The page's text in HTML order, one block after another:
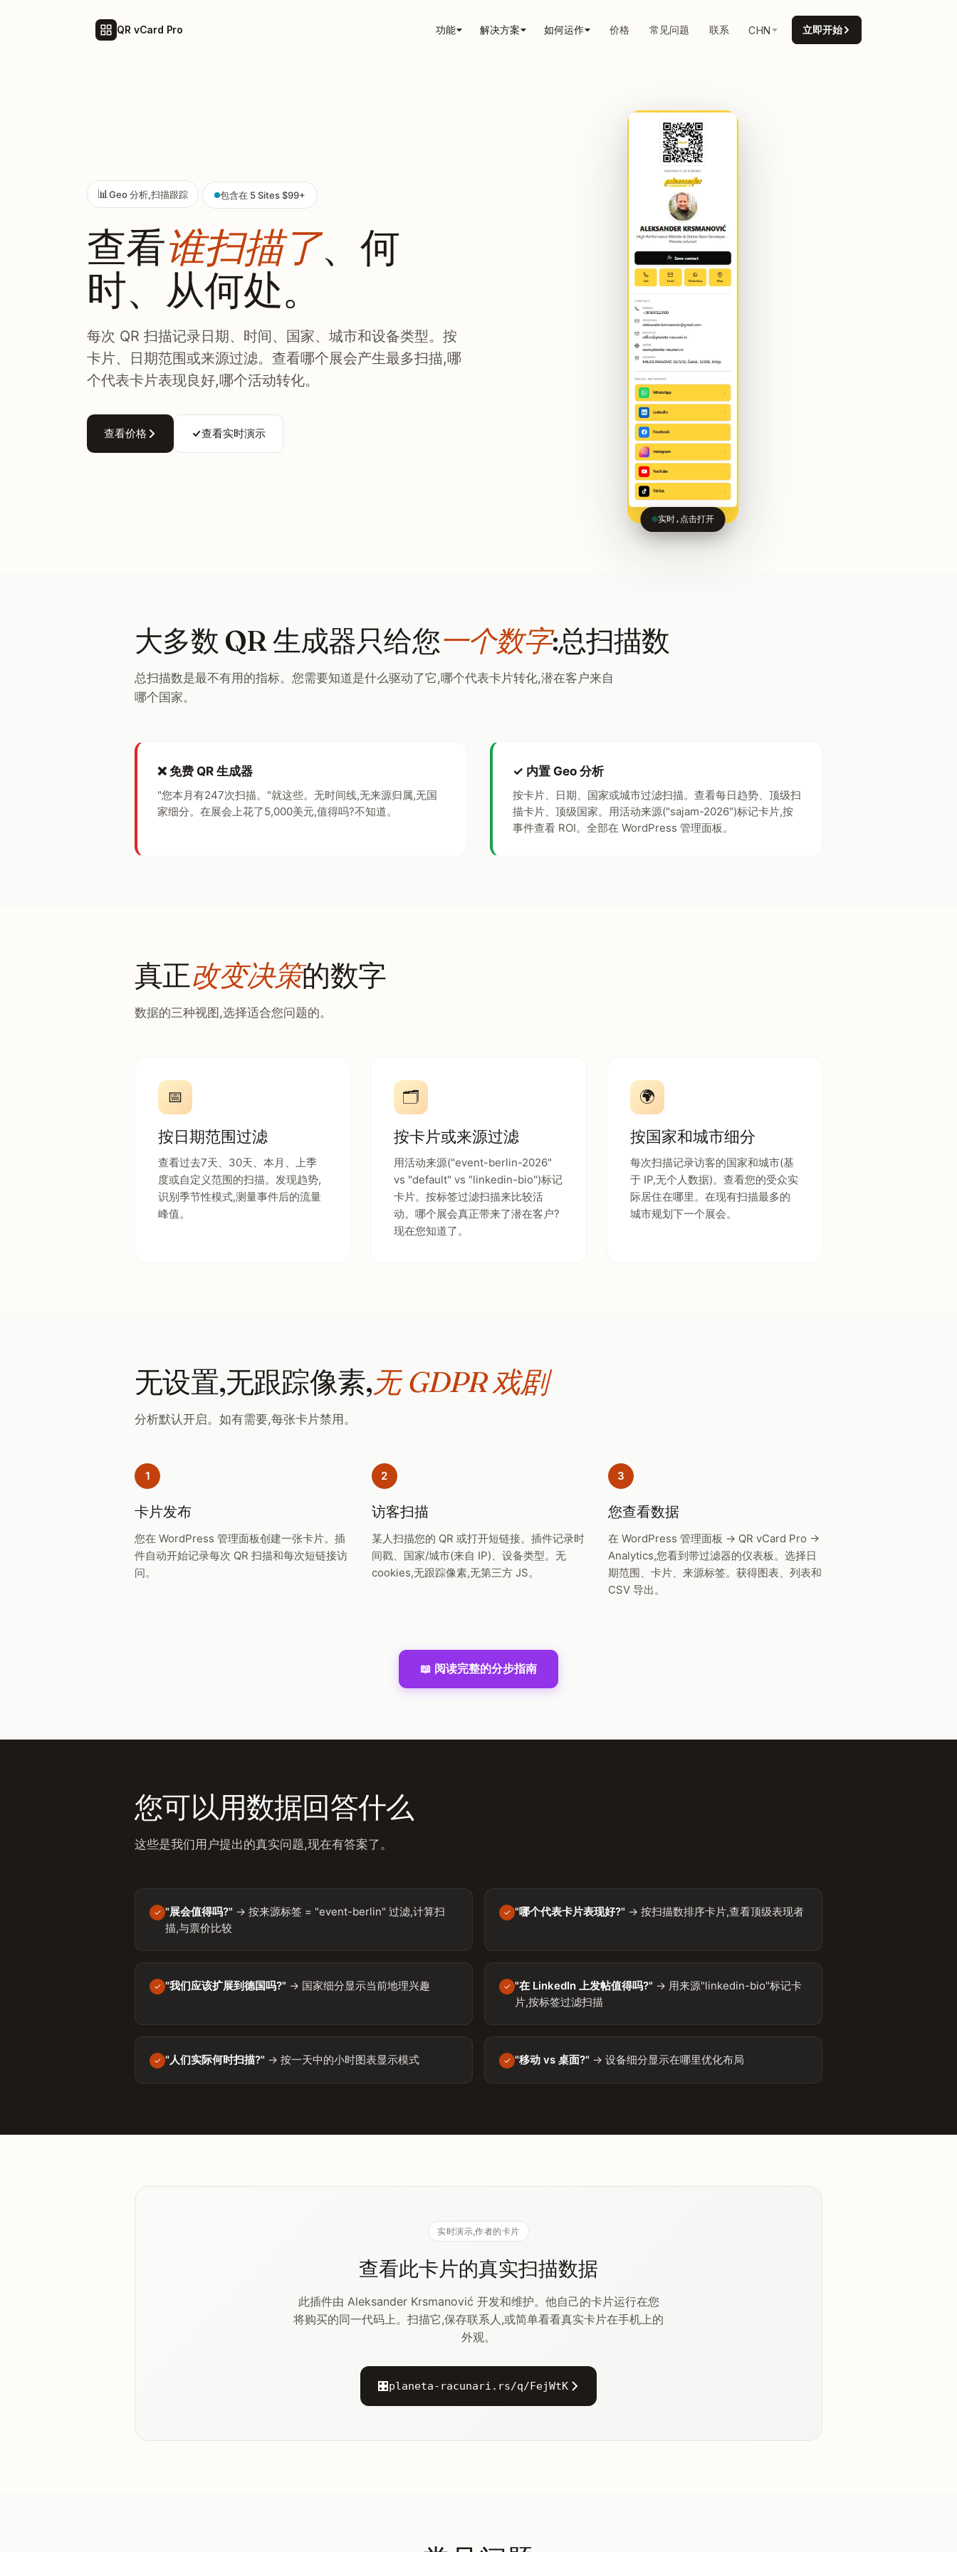
QR vCard Pro 功能 解决方案 如何运作 价格 常见问题 联系 CHN 立即开始
📊Geo 分析,扫描跟踪 包含在 5 Sites $99+
查看谁扫描了、何
时、从何处。
每次 QR 扫描记录日期、时间、国家、城市和设备类型。按
卡片、日期范围或来源过滤。查看哪个展会产生最多扫描,哪
个代表卡片表现良好,哪个活动转化。
查看价格 查看实时演示
实时,点击打开
大多数 QR 生成器只给您一个数字:总扫描数
总扫描数是最不有用的指标。您需要知道是什么驱动了它,哪个代表卡片转化,潜在客户来自
哪个国家。
❌ 免费 QR 生成器
"您本月有247次扫描。"就这些。无时间线,无来源归属,无国
家细分。在展会上花了5,000美元,值得吗?不知道。
✓ 内置 Geo 分析
按卡片、日期、国家或城市过滤扫描。查看每日趋势、顶级扫
描卡片、顶级国家。用活动来源("sajam-2026")标记卡片,按
事件查看 ROI。全部在 WordPress 管理面板。
真正改变决策的数字
数据的三种视图,选择适合您问题的。
📅
按日期范围过滤
查看过去7天、30天、本月、上季
度或自定义范围的扫描。发现趋势,
识别季节性模式,测量事件后的流量
峰值。
🗂️
按卡片或来源过滤
用活动来源("event-berlin-2026"
vs "default" vs "linkedin-bio")标记
卡片。按标签过滤扫描来比较活
动。哪个展会真正带来了潜在客户?
现在您知道了。
🌍
按国家和城市细分
每次扫描记录访客的国家和城市(基
于 IP,无个人数据)。查看您的受众实
际居住在哪里。在现有扫描最多的
城市规划下一个展会。
无设置,无跟踪像素,无 GDPR 戏剧
分析默认开启。如有需要,每张卡片禁用。
1
卡片发布
您在 WordPress 管理面板创建一张卡片。插
件自动开始记录每次 QR 扫描和每次短链接访
问。
2
访客扫描
某人扫描您的 QR 或打开短链接。插件记录时
间戳、国家/城市(来自 IP)、设备类型。无
cookies,无跟踪像素,无第三方 JS。
3
您查看数据
在 WordPress 管理面板 → QR vCard Pro →
Analytics,您看到带过滤器的仪表板。选择日
期范围、卡片、来源标签。获得图表、列表和
CSV 导出。
📖 阅读完整的分步指南
您可以用数据回答什么
这些是我们用户提出的真实问题,现在有答案了。
✓ "展会值得吗?" → 按来源标签 = "event-berlin" 过滤,计算扫
描,与票价比较
✓ "哪个代表卡片表现好?" → 按扫描数排序卡片,查看顶级表现者
✓ "我们应该扩展到德国吗?" → 国家细分显示当前地理兴趣 ✓ "在 LinkedIn 上发帖值得吗?" → 用来源"linkedin-bio"标记卡
片,按标签过滤扫描
✓ "人们实际何时扫描?" → 按一天中的小时图表显示模式 ✓ "移动 vs 桌面?" → 设备细分显示在哪里优化布局
实时演示,作者的卡片
查看此卡片的真实扫描数据
此插件由 Aleksander Krsmanović 开发和维护。他自己的卡片运行在您
将购买的同一代码上。扫描它,保存联系人,或简单看看真实卡片在手机上的
外观。
planeta-racunari.rs/q/FejWtK